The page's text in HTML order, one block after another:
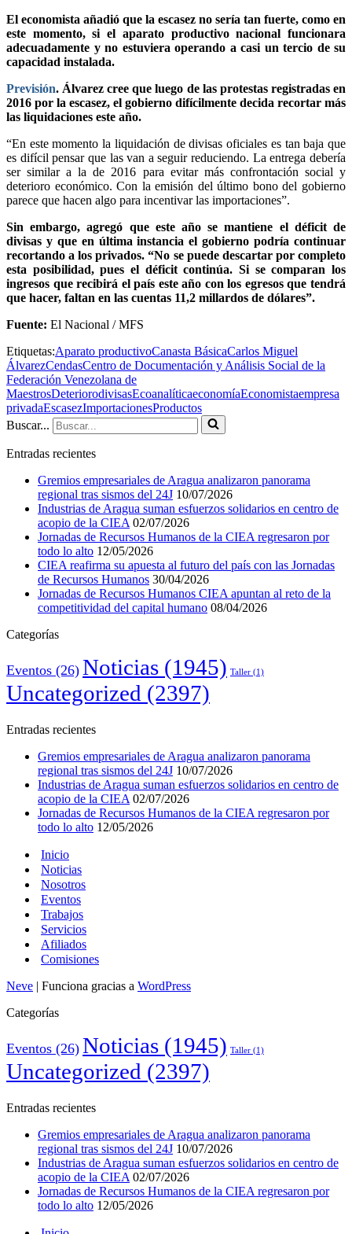
El economista añadió que la escasez no sería tan fuerte, como en
este momento, si el aparato productivo nacional funcionara
adecuadamente y no estuviera operando a casi un tercio de su
capacidad instalada.
Previsión. Álvarez cree que luego de las protestas registradas en
2016 por la escasez, el gobierno difícilmente decida recortar más
las liquidaciones este año.
“En este momento la liquidación de divisas oficiales es tan baja que
es difícil pensar que las van a seguir reduciendo. La entrega debería
ser similar a la de 2016 para evitar más confrontación social y
deterioro económico. Con la emisión del último bono del gobierno
parece que hacen algo para incentivar las importaciones”.
Sin embargo, agregó que este año se mantiene el déficit de
divisas y que en última instancia el gobierno podría continuar
recortando a los privados. “No se puede descartar por completo
esta posibilidad, pues el déficit continúa. Si se comparan los
ingresos que recibirá el país este año con los egresos que tendrá
que hacer, faltan en las cuentas 11,2 millardos de dólares”.
Fuente: El Nacional / MFS
Etiquetas:Aparato productivoCanasta BásicaCarlos Miguel
ÁlvarezCendasCentro de Documentación y Análisis Social de la
Federación Venezolana de
MaestrosDeteriorodivisasEcoanalíticaeconomíaEconomistaempresa
privadaEscasezImportacionesProductos
Buscar...
Entradas recientes
Gremios empresariales de Aragua analizaron panorama
regional tras sismos del 24J 10/07/2026
Industrias de Aragua suman esfuerzos solidarios en centro de
acopio de la CIEA 02/07/2026
Jornadas de Recursos Humanos de la CIEA regresaron por
todo lo alto 12/05/2026
CIEA reafirma su apuesta al futuro del país con las Jornadas
de Recursos Humanos 30/04/2026
Jornadas de Recursos Humanos CIEA apuntan al reto de la
competitividad del capital humano 08/04/2026
Categorías
Eventos (26) Noticias (1945) Taller (1)
Uncategorized (2397)
Entradas recientes
Gremios empresariales de Aragua analizaron panorama
regional tras sismos del 24J 10/07/2026
Industrias de Aragua suman esfuerzos solidarios en centro de
acopio de la CIEA 02/07/2026
Jornadas de Recursos Humanos de la CIEA regresaron por
todo lo alto 12/05/2026
Inicio
Noticias
Nosotros
Eventos
Trabajos
Servicios
Afiliados
Comisiones
Neve | Funciona gracias a WordPress
Categorías
Eventos (26) Noticias (1945) Taller (1)
Uncategorized (2397)
Entradas recientes
Gremios empresariales de Aragua analizaron panorama
regional tras sismos del 24J 10/07/2026
Industrias de Aragua suman esfuerzos solidarios en centro de
acopio de la CIEA 02/07/2026
Jornadas de Recursos Humanos de la CIEA regresaron por
todo lo alto 12/05/2026